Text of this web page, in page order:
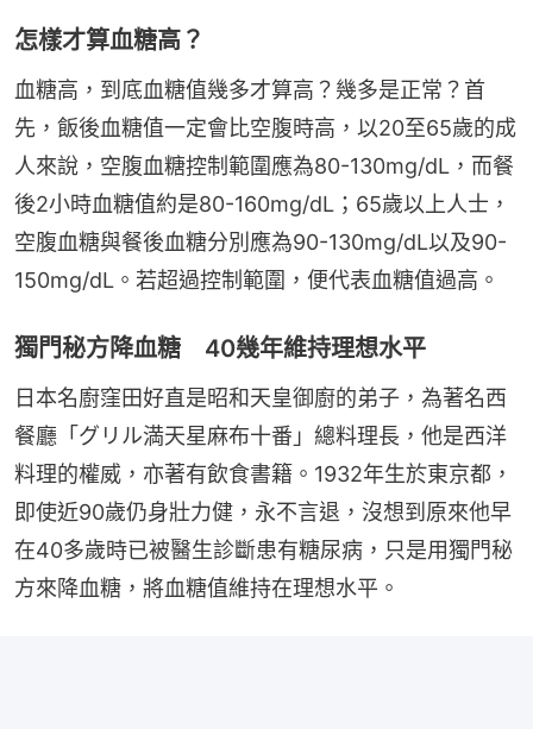
怎樣才算血糖高？
血糖高，到底血糖值幾多才算高？幾多是正常？首
先，飯後血糖值一定會比空腹時高，以20至65歲的成
人來說，空腹血糖控制範圍應為80-130mg/dL，而餐
後2小時血糖值約是80-160mg/dL；65歲以上人士，
空腹血糖與餐後血糖分別應為90-130mg/dL以及90-
150mg/dL。若超過控制範圍，便代表血糖值過高。
獨門秘方降血糖 40幾年維持理想水平
日本名廚窪田好直是昭和天皇御廚的弟子，為著名西
餐廳「グリル満天星麻布十番」總料理長，他是西洋
料理的權威，亦著有飲食書籍。1932年生於東京都，
即使近90歲仍身壯力健，永不言退，沒想到原來他早
在40多歲時已被醫生診斷患有糖尿病，只是用獨門秘
方來降血糖，將血糖值維持在理想水平。